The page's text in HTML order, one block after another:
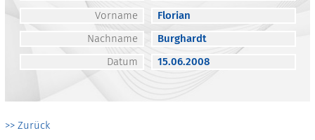
Vorname
Florian
Nachname
Burghardt
Datum
15.06.2008
>> Zurück